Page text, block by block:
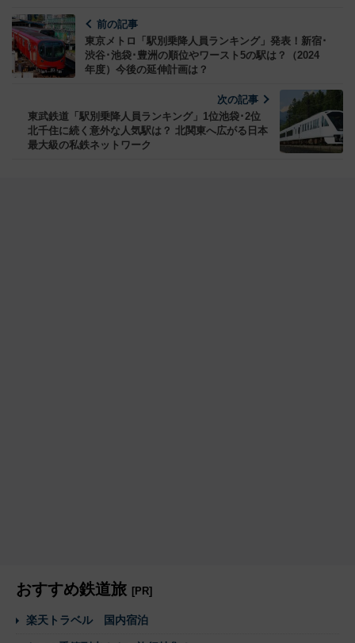
前の記事
東京メトロ「駅別乗降人員ランキング」発表！新宿･
渋谷･池袋･豊洲の順位やワースト5の駅は？（2024
年度）今後の延伸計画は？
次の記事
東武鉄道「駅別乗降人員ランキング」1位池袋･2位
北千住に続く意外な人気駅は？ 北関東へ広がる日本
最大級の私鉄ネットワーク
おすすめ鉄道旅 [PR]
楽天トラベル 国内宿泊